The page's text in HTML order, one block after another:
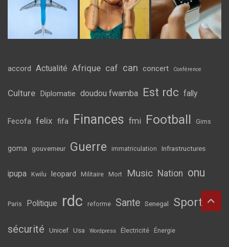
accord Actualité Afrique caf can concert Conférence
Culture Diplomatie doudou fwamba Est rdc fally
Fecofa felix fifa Finances fmi Football Gims
goma gouverneur Guerre immatriculation Infrastructures
ipupa Kwilu leopard Militaire Mort Music Nation onu
Paris Politique rdc reforme Sante Senegal Sport
sécurité Unicef Usa Wordpress Électricité Énergie